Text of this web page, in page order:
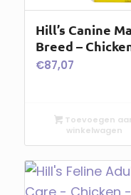
Hill’s Canine
Breed –
€87,07
Toevoegen
winkelwagen